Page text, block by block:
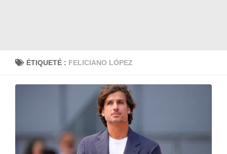
ÉTIQUETÉ : FELICIANO LÓPEZ